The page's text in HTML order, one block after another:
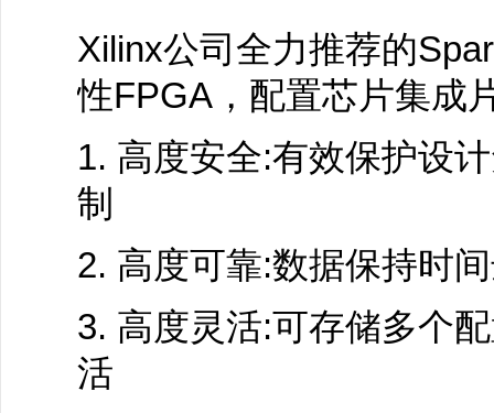
Xilinx公司全力推荐的
性FPGA，配置芯片集成
1. 高度安全:有效保护设
制
2. 高度可靠:数据保持时
3. 高度灵活:可存储多个
活